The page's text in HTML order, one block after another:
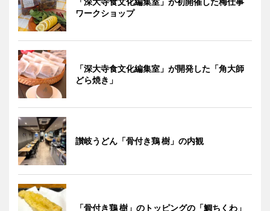
ワークショップ
「深大寺食文化編集室」が開発した「角大師
どら焼き」
讃岐うどん「骨付き鶏 樹」の内観
「骨付き鶏 樹」のトッピングの「鯛ちくわ」